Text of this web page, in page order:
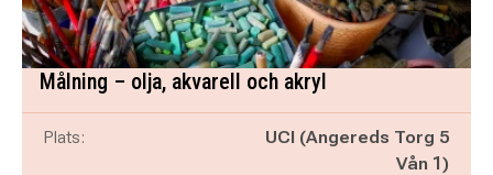
Målning – olja, akvarell och akryl
Plats:
UCI (Angereds Torg 5
Vån 1)